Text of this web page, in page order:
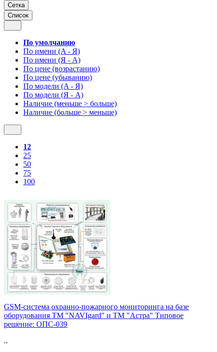
Сетка
Список
По умолчанию
По имени (A - Я)
По имени (Я - A)
По цене (возрастанию)
По цене (убыванию)
По модели (A - Я)
По модели (Я - A)
Наличие (меньше > больше)
Наличие (больше > меньше)
12
25
50
75
100
GSM-система охранно-пожарного мониторинга на базе
оборудования ТМ "NAVIgard" и ТМ "Астра" Типовое
решение: ОПС-039
..